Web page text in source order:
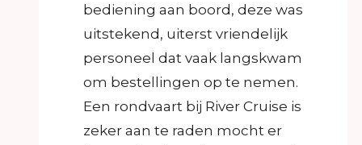
bediening aan boord, deze was
uitstekend, uiterst vriendelijk
personeel dat vaak langskwam
om bestellingen op te nemen.
Een rondvaart bij River Cruise is
zeker aan te raden mocht er